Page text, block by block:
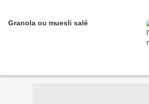
Granola ou muesli salé